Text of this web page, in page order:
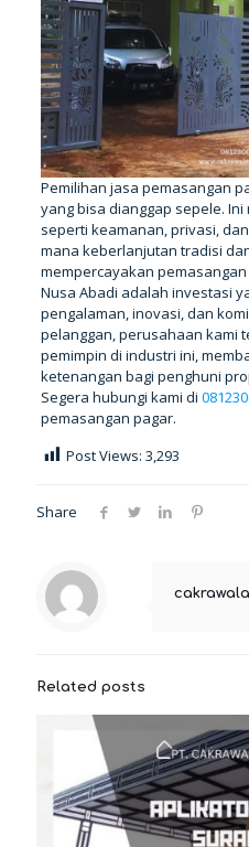
Pemilihan jasa pemasangan
yang bisa dianggap sepele.
seperti keamanan, privasi,
mana keberlanjutan tradisi
mempercayakan
Nusa Abadi adalah investasi
pengalaman, inovasi, dan
pelanggan, perusahaan kami
pemimpin di industri ini,
ketenangan bagi penghuni
Segera hubungi kami di
pemasangan pagar.
Post Views: 3,293
Share
cakrawala
Related posts